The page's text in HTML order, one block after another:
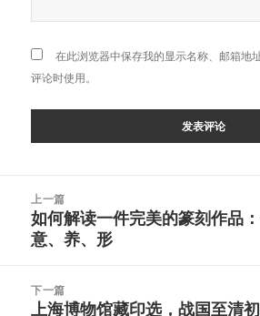
在此浏览器中保存我的显示名称、邮箱地
评论时使用。
上一篇
上
篇
章：
如何解读一件完美的篆刻作品：
意、养、形
下一篇
下
上海博物馆藏印选，战国至清